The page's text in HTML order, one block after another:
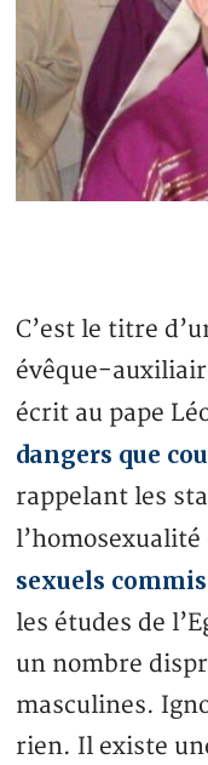
C’est le titre
évêque-
écrit au pape
dangers que
rappelant les
l’homosexualité
sexuels
les études de
un nombre
masculines.
rien. Il existe